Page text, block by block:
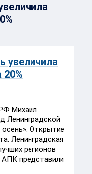
увеличила
Михаил
Ленинградской
Открытие
Ленинградская
регионов
представили